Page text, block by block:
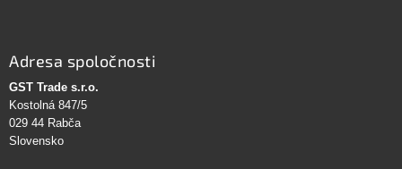
Adresa spoločnosti
GST Trade s.r.o.
Kostolná 847/5
029 44 Rabča
Slovensko